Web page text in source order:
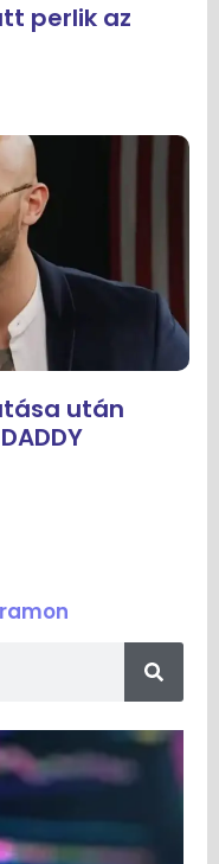
perlik az
után